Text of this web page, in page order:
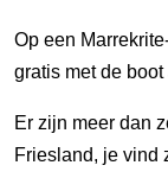
Op een
gratis met de
Er zijn meer dan
Friesland, je vind